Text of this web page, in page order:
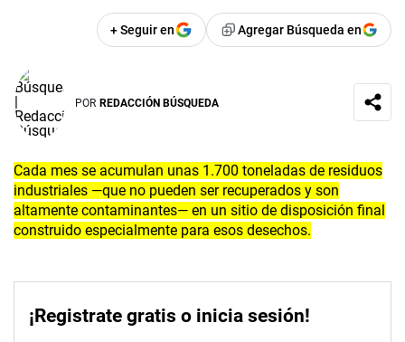
+ Seguir en Agregar Búsqueda en
POR REDACCIÓN BÚSQUEDA
Cada mes se acumulan unas 1.700 toneladas de residuos
industriales —que no pueden ser recuperados y son
altamente contaminantes— en un sitio de disposición final
construido especialmente para esos desechos.
¡Registrate gratis o inicia sesión!